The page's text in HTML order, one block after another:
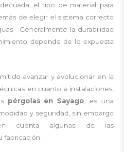
el tipo de material para
de elegir el sistema correcto
Generalmente la durabilidad
depende de lo expuesta
avanzar y evolucionar en la
en cuanto a instalaciones,
pérgolasen Sayago , es una
y seguridad, sin embargo
cuenta algunas de las
fabricación: